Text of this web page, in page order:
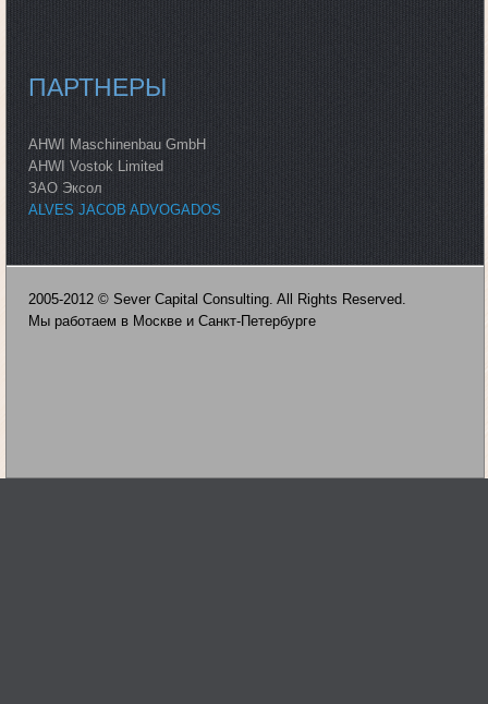
ПАРТНЕРЫ
AHWI Maschinenbau GmbH
AHWI Vostok Limited
ЗАО Эксол
ALVES JACOB ADVOGADOS
2005-2012 © Sever Capital Consulting. All Rights Reserved.
Мы работаем в Москве и Санкт-Петербурге